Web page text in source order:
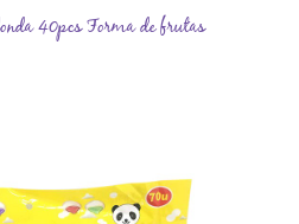
40pcs Forma de frutas